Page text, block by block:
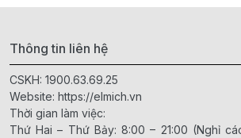
Thông tin liên hệ
CSKH: 1900.63.69.25
Website: https://elmich.vn
Thời gian làm việc:
Thứ Hai – Thứ Bảy: 8:00 – 21:00 (Nghỉ